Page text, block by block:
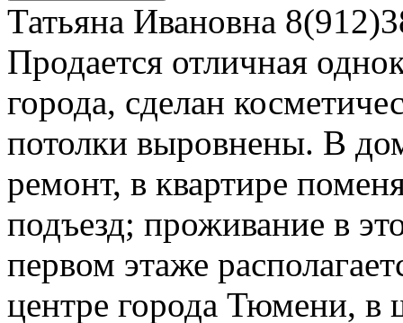
Татьяна Ивановна
Продается отличная
города, сделан
потолки выровнены. В
ремонт, в квартире
подъезд; проживание в
первом этаже
центре города Тюмени, в